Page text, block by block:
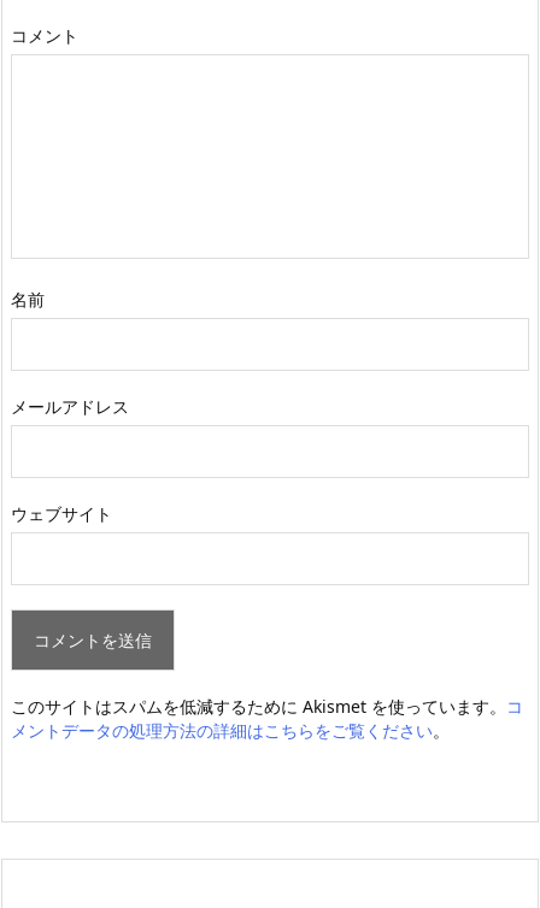
コメント
名前
メールアドレス
ウェブサイト
このサイトはスパムを低減するために Akismet を使っています。 コ
メントデータの処理方法の詳細はこちらをご覧ください。